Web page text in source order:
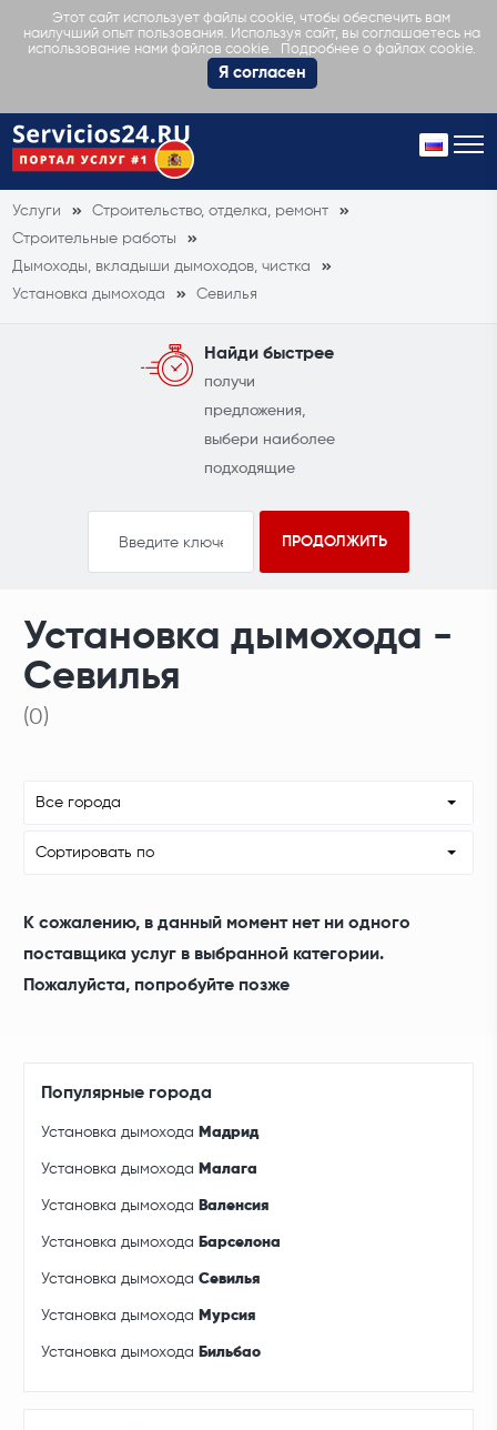
Этот сайт использует файлы cookie, чтобы обеспечить вам
наилучший опыт пользования. Используя сайт, вы соглашаетесь на
использование нами файлов cookie.
Подробнее о файлах cookie.
Я согласен
Услуги
Строительство, отделка, ремонт
Строительные работы
Дымоходы, вкладыши дымоходов, чистка
Установка дымохода
Севилья
Найди быстрее
получи
предложения,
выбери наиболее
подходящие
Установка дымохода -
Севилья
(0)
Все города
Сортировать по
К сожалению, в данный момент нет ни одного
поставщика услуг в выбранной категории.
Пожалуйста, попробуйте позже
Популярные города
Установка дымохода Мадрид
Установка дымохода Малага
Установка дымохода Валенсия
Установка дымохода Барселона
Установка дымоходаСевилья
Установка дымохода Мурсия
Установка дымохода Бильбао